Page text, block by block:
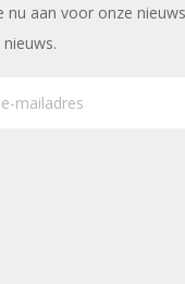
nu aan voor onze